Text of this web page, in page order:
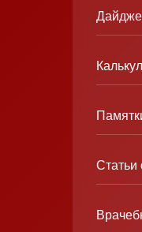
Статьи